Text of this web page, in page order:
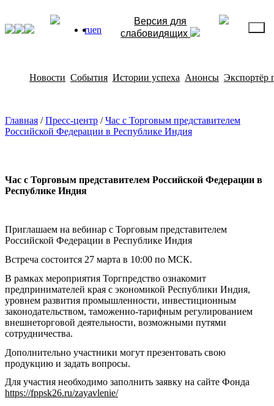
ruen
Версия для
слабовидящих
Новости События Истории успеха Анонсы Экспортёр
Главная /Пресс-центр /Час с Торговым представителем
Российской Федерации в Республике Индия
Час с Торговым представителем Российской Федерации в
Республике Индия
Приглашаем на вебинар с Торговым представителем
Российской Федерации в Республике Индия
Встреча состоится 27 марта в 10:00 по МСК.
В рамках мероприятия Торгпредство ознакомит
предпринимателей края с экономикой Республики Индия,
уровнем развития промышленности, инвестиционным
законодательством, таможенно-тарифным регулированием
внешнеторговой деятельности, возможными путями
сотрудничества.
Дополнительно участники могут презентовать свою
продукцию и задать вопросы.
Для участия необходимо заполнить заявку на сайте Фонда
https://fppsk26.ru/zayavlenie/